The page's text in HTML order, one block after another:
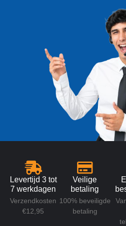
Levertijd 3 tot
7 werkdagen
Verzendkosten
€12,95
Veilige
betaling
100% beveiligde
betaling